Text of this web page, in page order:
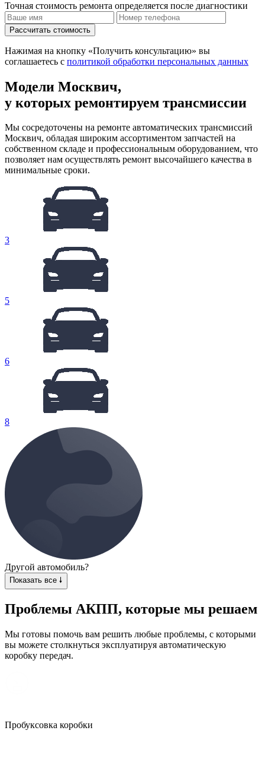
Точная стоимость ремонта определяется после диагностики
Рассчитать стоимость
Нажимая на кнопку «Получить консультацию» вы
соглашаетесь с политикой обработки персональных данных
Модели Москвич,
у которых ремонтируем трансмиссии
Мы сосредоточены на ремонте автоматических трансмиссий
Москвич, обладая широким ассортиментом запчастей на
собственном складе и профессиональным оборудованием, что
позволяет нам осуществлять ремонт высочайшего качества в
минимальные сроки.
3
5
6
8
Другой автомобиль?
Показать все 🠗
Проблемы АКПП, которые мы решаем
Мы готовы помочь вам решить любые проблемы, с которыми
вы можете столкнуться эксплуатируя автоматическую
коробку передач.
Пробуксовка коробки